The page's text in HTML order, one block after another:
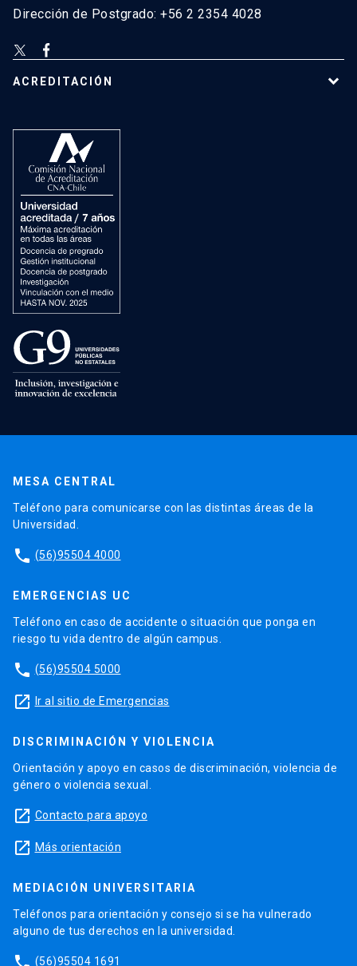
Dirección de Postgrado: +56 2 2354 4028
ACREDITACIÓN
MESA CENTRAL
Teléfono para comunicarse con las distintas áreas de la
Universidad.
phone (56)95504 4000
EMERGENCIAS UC
Teléfono en caso de accidente o situación que ponga en
riesgo tu vida dentro de algún campus.
phone (56)95504 5000
launch Ir al sitio de Emergencias
DISCRIMINACIÓN Y VIOLENCIA
Orientación y apoyo en casos de discriminación, violencia de
género o violencia sexual.
launch Contacto para apoyo
launch Más orientación
MEDIACIÓN UNIVERSITARIA
Teléfonos para orientación y consejo si se ha vulnerado
alguno de tus derechos en la universidad.
(56)95504 1691